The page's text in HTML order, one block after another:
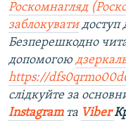
Роскомнагляд
заблокуватидоступ
Безперешкодно
допомогою
https://
слідкуйте за
Instagramта Viber